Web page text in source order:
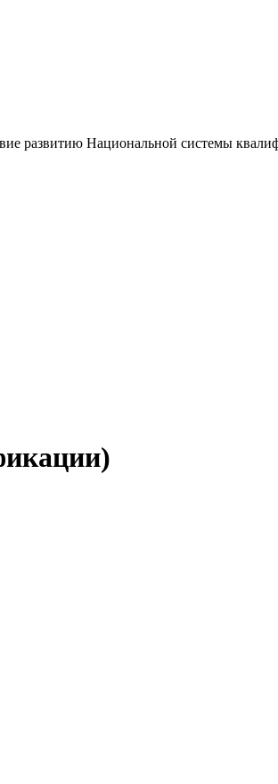
развитию Национальной системы